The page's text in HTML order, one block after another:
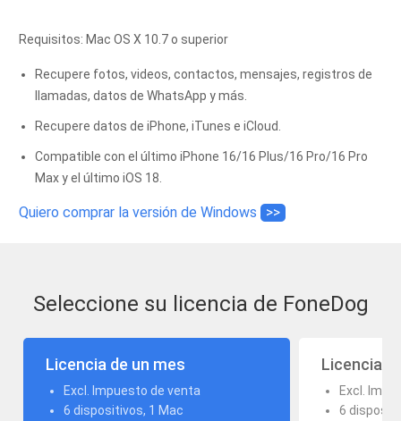
Requisitos: Mac OS X 10.7 o superior
Recupere fotos, videos, contactos, mensajes, registros de
llamadas, datos de WhatsApp y más.
Recupere datos de iPhone, iTunes e iCloud.
Compatible con el último iPhone 16/16 Plus/16 Pro/16 Pro
Max y el último iOS 18.
Quiero comprar la versión de Windows >>
Seleccione su licencia de FoneDog
Licencia de un mes
Excl. Impuesto de venta
6 dispositivos, 1 Mac
Licencia
Excl.
6